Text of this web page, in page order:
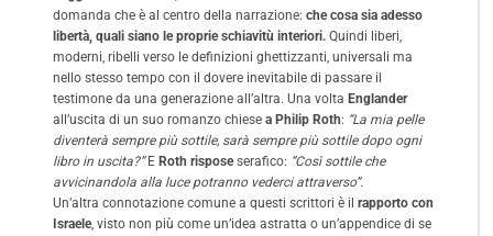
domanda che è al centro della narrazione: che cosa sia adesso
libertà, quali siano le proprie schiavitù interiori. Quindi liberi,
moderni, ribelli verso le definizioni ghettizzanti, universali ma
nello stesso tempo con il dovere inevitabile di passare il
testimone da una generazione all’altra. Una volta Englander
all’uscita di un suo romanzo chiese a Philip Roth: “La mia pelle
diventerà sempre più sottile, sarà sempre più sottile dopo ogni
libro in uscita?”E Roth risposeserafico: “Così sottile che
avvicinandola alla luce potranno vederci attraverso”.
Un’altra connotazione comune a questi scrittori è il rapporto con
Israele, visto non più come un’idea astratta o un’appendice di se